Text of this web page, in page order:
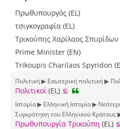
Πρωθυπουργός (EL)
τσιγκογραφία (EL)
Τρικούπης Χαρίλαος Σπυρίδων
Prime Minister (EN)
Trikoupis Charilaos Spyridon
Πολιτική ▶ Εσωτερική πολιτική ▶
Πολιτικοί (EL)
Ιστορία ▶ Ελληνική Ιστορία ▶
Συγκρότηση του Ελληνικού Κράτους
Πρωθυπουργία Τρικούπη (EL)